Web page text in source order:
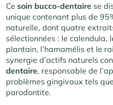
Ce soin bucco-dentaire se
unique contenant plus de
naturelle, dont quatre
sélectionnées : le calendula,
plantain, l’hamamélis et le
synergie d’actifs naturels
dentaire, responsable de
problèmes gingivaux tels
parodontite.